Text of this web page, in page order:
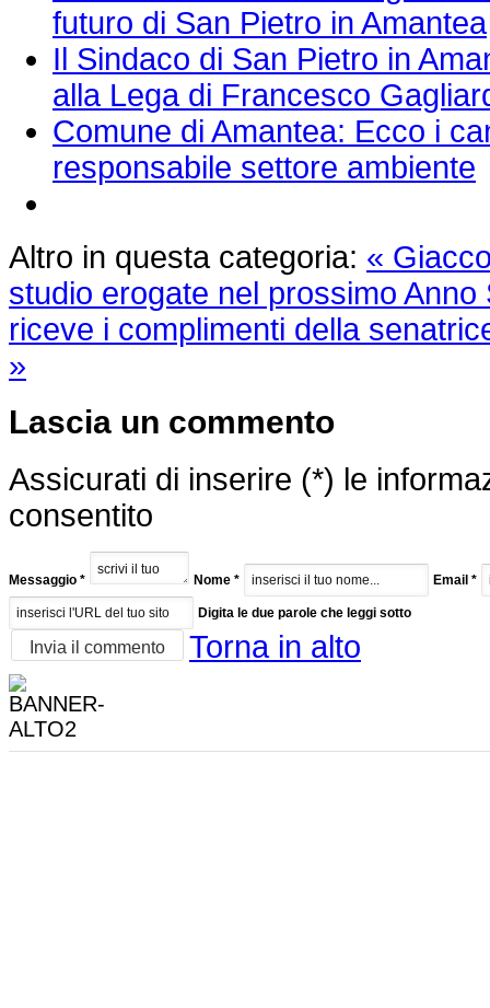
futuro di San Pietro in Amantea
Il Sindaco di San Pietro in
alla Lega di Francesco
Comune di Amantea: Ecco i
responsabile settore ambiente
Altro in questa categoria: «
studio erogate nel prossimo Anno
riceve i complimenti della
»
Lascia un commento
Assicurati di inserire (*) le
consentito
Messaggio * Nome * Email *
Digita le due parole che leggi sotto
Torna in alto